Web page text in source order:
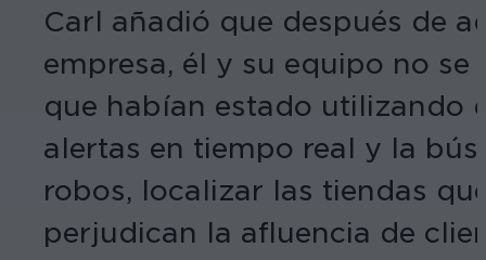
Carl añadió que después de
empresa, él y su equipo no
que habían estado utilizando
alertas en tiempo real y la
robos, localizar las tiendas
perjudican la afluencia de